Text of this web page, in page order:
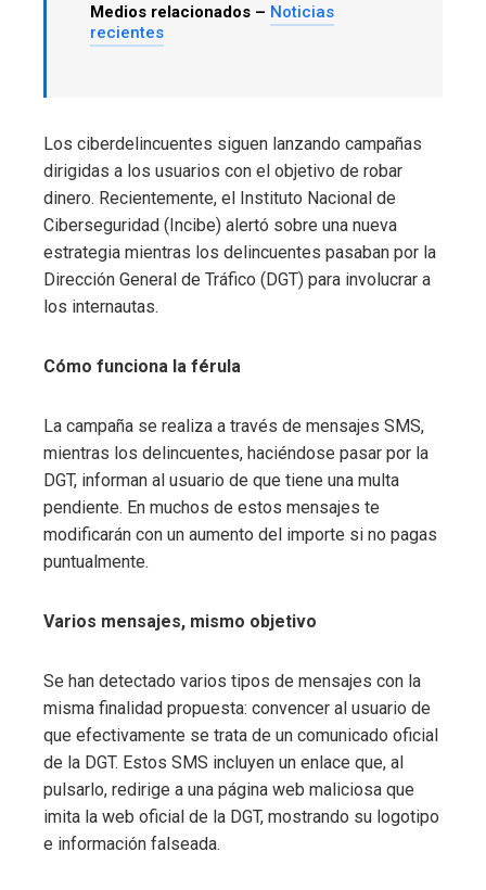
Medios relacionados – Noticias
recientes
Los ciberdelincuentes siguen lanzando campañas
dirigidas a los usuarios con el objetivo de robar
dinero. Recientemente, el Instituto Nacional de
Ciberseguridad (Incibe) alertó sobre una nueva
estrategia mientras los delincuentes pasaban por la
Dirección General de Tráfico (DGT) para involucrar a
los internautas.
Cómo funciona la férula
La campaña se realiza a través de mensajes SMS,
mientras los delincuentes, haciéndose pasar por la
DGT, informan al usuario de que tiene una multa
pendiente. En muchos de estos mensajes te
modificarán con un aumento del importe si no pagas
puntualmente.
Varios mensajes, mismo objetivo
Se han detectado varios tipos de mensajes con la
misma finalidad propuesta: convencer al usuario de
que efectivamente se trata de un comunicado oficial
de la DGT. Estos SMS incluyen un enlace que, al
pulsarlo, redirige a una página web maliciosa que
imita la web oficial de la DGT, mostrando su logotipo
e información falseada.